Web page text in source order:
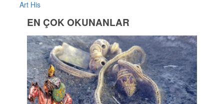
Art His
EN ÇOK OKUNANLAR